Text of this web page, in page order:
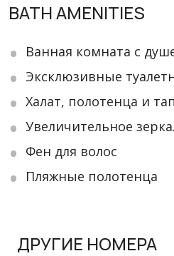
BATH AMENITIES
Ванная комната с
Эксклюзивные
Халат, полотенца и
Увеличительное
Фен для волос
Пляжные полотенца
ДРУГИЕ НОМЕРА